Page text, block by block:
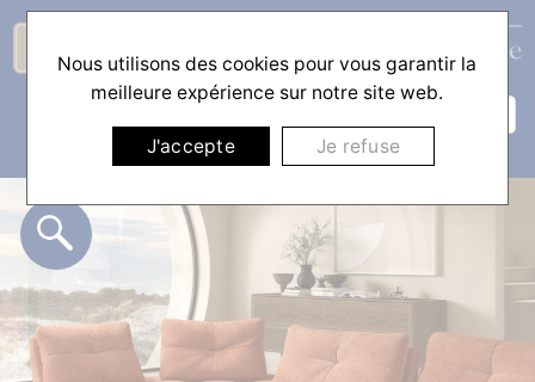
☰
Nous utilisons des cookies pour vous garantir la
meilleure expérience sur notre site web.
J'accepte Je refuse